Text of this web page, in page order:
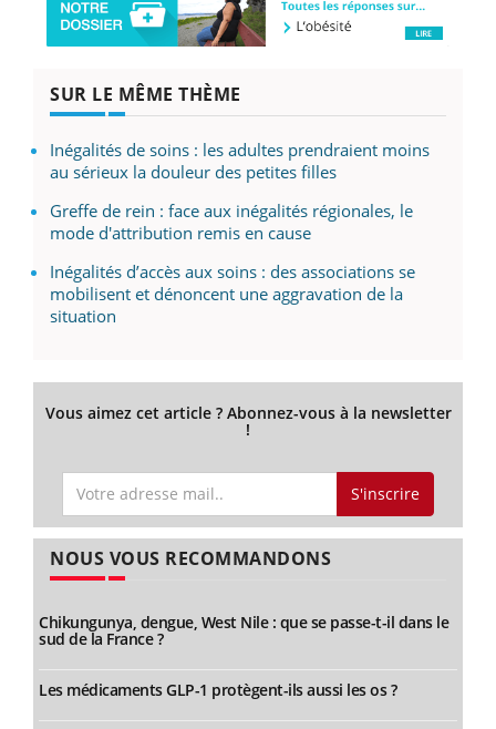
SUR LE MÊME THÈME
Inégalités de soins : les adultes prendraient moins
au sérieux la douleur des petites filles
Greffe de rein : face aux inégalités régionales, le
mode d'attribution remis en cause
Inégalités d’accès aux soins : des associations se
mobilisent et dénoncent une aggravation de la
situation
Vous aimez cet article ? Abonnez-vous à la newsletter
!
S'inscrire
NOUS VOUS RECOMMANDONS
Chikungunya, dengue, West Nile : que se passe-t-il dans le
sud de la France ?
Les médicaments GLP-1 protègent-ils aussi les os ?